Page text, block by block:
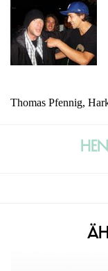
Thomas Pfennig,